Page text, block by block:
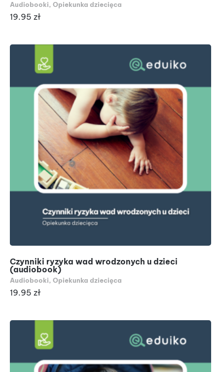
Audiobooki, Opiekunka dziecięca
19.95 zł
Czynniki ryzyka wad wrodzonych u dzieci
(audiobook)
Audiobooki, Opiekunka dziecięca
19.95 zł